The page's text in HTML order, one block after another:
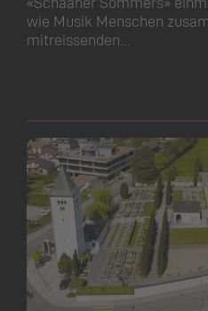
wie Musik Menschen
mitreissenden…